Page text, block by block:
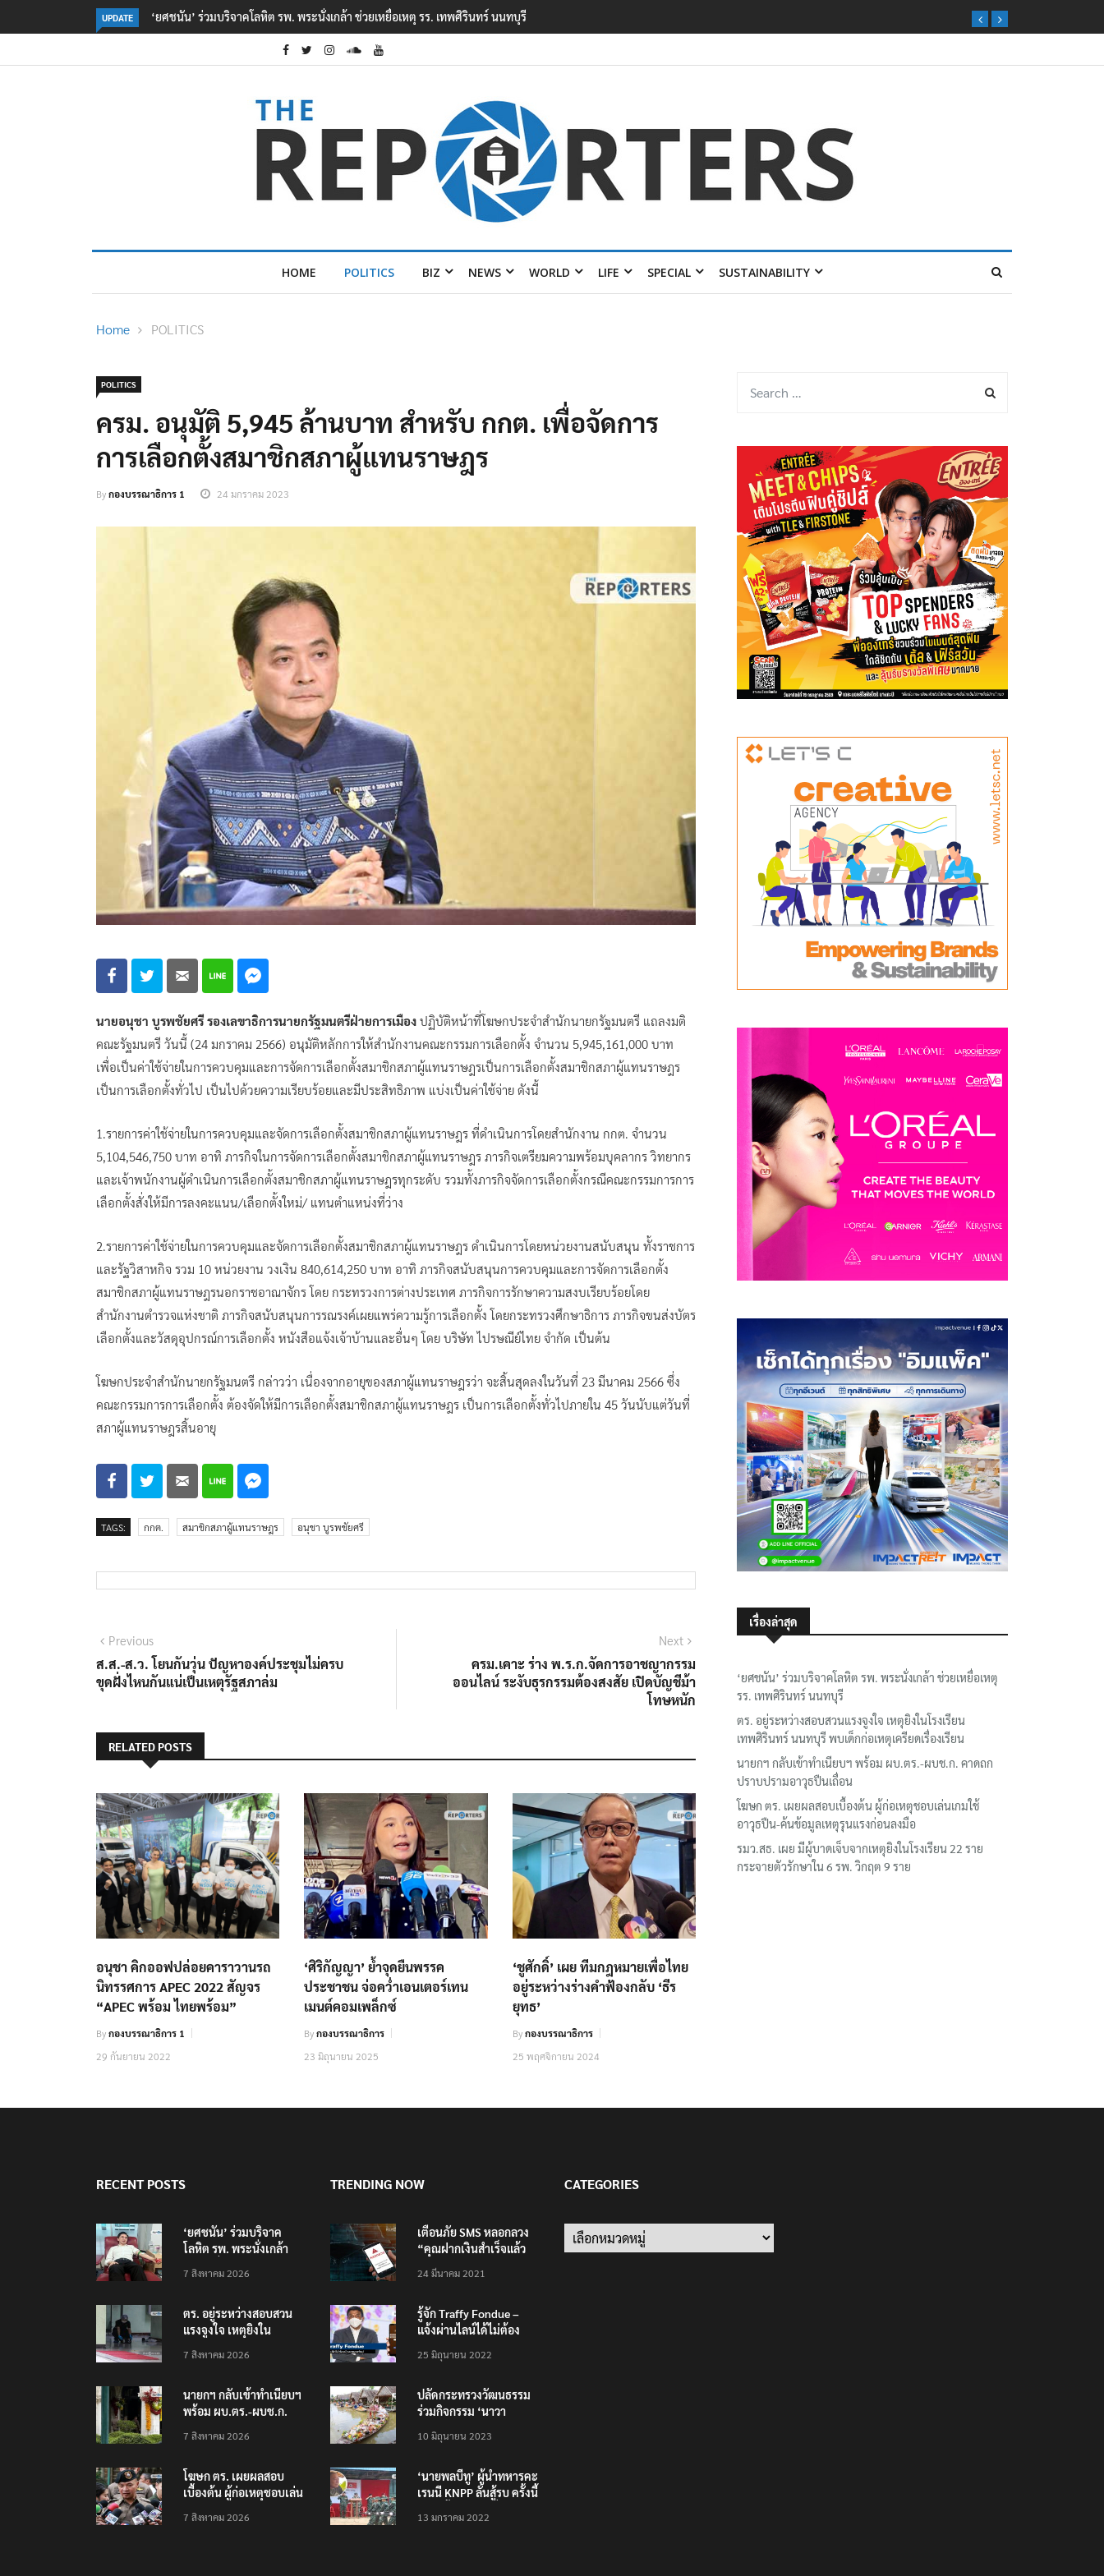
UPDATE
ยื่อเหตุ รร. เทพศิรินทร์ นนทบุรี ตร. อยู่ระหว่างสอบสวนแรงจูงใจ เหตุยิงในโรงเรียนเทพศิรินทร์ นนทบุรี พบเด็กก่อ
เหตุเครียดเรื่องเรียน
HOME POLITICS BIZ NEWS WORLD LIFE SPECIAL SUSTAINABILITY
Home POLITICS
POLITICS
ครม. อนุมัติ 5,945 ล้านบาท สำหรับ กกต. เพื่อจัดการ
การเลือกตั้งสมาชิกสภาผู้แทนราษฎร
Byกองบรรณาธิการ 1 24 มกราคม 2023
นายอนุชา บูรพชัยศรี รองเลขาธิการนายกรัฐมนตรีฝ่ายการเมือง ปฏิบัติหน้าที่โฆษกประจำสำนักนายกรัฐมนตรี แถลงมติ
คณะรัฐมนตรี วันนี้ (24 มกราคม 2566) อนุมัติหลักการให้สำนักงานคณะกรรมการเลือกตั้ง จำนวน 5,945,161,000 บาท
เพื่อเป็นค่าใช้จ่ายในการควบคุมและการจัดการเลือกตั้งสมาชิกสภาผู้แทนราษฎรเป็นการเลือกตั้งสมาชิกสภาผู้แทนราษฎร
เป็นการเลือกตั้งทั่วไป เป็นไปด้วยความเรียบร้อยและมีประสิทธิภาพ แบ่งเป็นค่าใช้จ่าย ดังนี้
1.รายการค่าใช้จ่ายในการควบคุมและจัดการเลือกตั้งสมาชิกสภาผู้แทนราษฎร ที่ดำเนินการโดยสำนักงาน กกต. จำนวน
5,104,546,750 บาท อาทิ ภารกิจในการจัดการเลือกตั้งสมาชิกสภาผู้แทนราษฎร ภารกิจเตรียมความพร้อมบุคลากร วิทยากร
และเจ้าพนักงานผู้ดำเนินการเลือกตั้งสมาชิกสภาผู้แทนราษฎรทุกระดับ รวมทั้งภารกิจจัดการเลือกตั้งกรณีคณะกรรมการการ
เลือกตั้งสั่งให้มีการลงคะแนน/เลือกตั้งใหม่/ แทนตำแหน่งที่ว่าง
2.รายการค่าใช้จ่ายในการควบคุมและจัดการเลือกตั้งสมาชิกสภาผู้แทนราษฎร ดำเนินการโดยหน่วยงานสนับสนุน ทั้งราชการ
และรัฐวิสาหกิจ รวม 10 หน่วยงาน วงเงิน 840,614,250 บาท อาทิ ภารกิจสนับสนุนการควบคุมและการจัดการเลือกตั้ง
สมาชิกสภาผู้แทนราษฎรนอกราชอาณาจักร โดย กระทรวงการต่างประเทศ ภารกิจการรักษาความสงบเรียบร้อยโดย
สำนักงานตำรวจแห่งชาติ ภารกิจสนับสนุนการรณรงค์เผยแพร่ความรู้การเลือกตั้ง โดยกระทรวงศึกษาธิการ ภารกิจขนส่งบัตร
เลือกตั้งและวัสดุอุปกรณ์การเลือกตั้ง หนังสือแจ้งเจ้าบ้านและอื่นๆ โดย บริษัท ไปรษณีย์ไทย จำกัด เป็นต้น
โฆษกประจำสำนักนายกรัฐมนตรี กล่าวว่า เนื่องจากอายุของสภาผู้แทนราษฎรว่า จะสิ้นสุดลงในวันที่ 23 มีนาคม 2566 ซึ่ง
คณะกรรมการการเลือกตั้ง ต้องจัดให้มีการเลือกตั้งสมาชิกสภาผู้แทนราษฎร เป็นการเลือกตั้งทั่วไปภายใน 45 วันนับแต่วันที่
สภาผู้แทนราษฎรสิ้นอายุ
TAGS: กกต. สมาชิกสภาผู้แทนราษฎร อนุชา บูรพชัยศรี
แนะแนว
เรื่อง
PreviousPrevious
post:
ส.ส.-ส.ว. โยนกันวุ่น ปัญหาองค์ประชุมไม่ครบ
ขุดฝั่งไหนกันแน่เป็นเหตุรัฐสภาล่ม
Next
ครม.เคาะ ร่าง พ.ร.ก.จัดการอาชญากรรม
ออนไลน์ ระงับธุรกรรมต้องสงสัย เปิดบัญชีม้า
โทษหนัก
RELATED POSTS
อนุชา คิกออฟปล่อยคาราวานรถ
นิทรรศการ APEC 2022 สัญจร
“APEC พร้อม ไทยพร้อม”
Byกองบรรณาธิการ 1
29 กันยายน 2022
‘ศิริกัญญา’ ย้ำจุดยืนพรรค
ประชาชน จ่อคว่ำเอนเตอร์เทน
เมนต์คอมเพล็กซ์
Byกองบรรณาธิการ
23 มิถุนายน 2025
‘ชูศักดิ์’ เผย ทีมกฎหมายเพื่อไทย
อยู่ระหว่างร่างคำฟ้องกลับ ‘ธีร
ยุทธ’
Byกองบรรณาธิการ
25 พฤศจิกายน 2024
เรื่องล่าสุด
‘ยศชนัน’ ร่วมบริจาคโลหิต รพ. พระนั่งเกล้า ช่วยเหยื่อเหตุ
รร. เทพศิรินทร์ นนทบุรี
ตร. อยู่ระหว่างสอบสวนแรงจูงใจ เหตุยิงในโรงเรียน
เทพศิรินทร์ นนทบุรี พบเด็กก่อเหตุเครียดเรื่องเรียน
นายกฯ กลับเข้าทำเนียบฯ พร้อม ผบ.ตร.-ผบช.ก. คาดถก
ปราบปรามอาวุธปืนเถื่อน
โฆษก ตร. เผยผลสอบเบื้องต้น ผู้ก่อเหตุชอบเล่นเกมใช้
อาวุธปืน-ค้นข้อมูลเหตุรุนแรงก่อนลงมือ
รมว.สธ. เผย มีผู้บาดเจ็บจากเหตุยิงในโรงเรียน 22 ราย
กระจายตัวรักษาใน 6 รพ. วิกฤต 9 ราย
RECENT POSTS
‘ยศชนัน’ ร่วมบริจาค
โลหิต รพ. พระนั่งเกล้า
เทพศิรินทร์ นนทบุรี
7 สิงหาคม 2026
ตร. อยู่ระหว่างสอบสวน
แรงจูงใจ เหตุยิงใน
นนทบุรี พบเด็กก่อเหตุ
7 สิงหาคม 2026
นายกฯ กลับเข้าทำเนียบฯ
พร้อม ผบ.ตร.-ผบช.ก.
ปืนเถื่อน
7 สิงหาคม 2026
โฆษก ตร. เผยผลสอบ
เบื้องต้น ผู้ก่อเหตุชอบเล่น
เหตุรุนแรงก่อนลงมือ
7 สิงหาคม 2026
TRENDING NOW
เตือนภัย SMS หลอกลวง
“คุณฝากเงินสำเร็จแล้ว
200,000 บาท”
24 มีนาคม 2021
รู้จัก Traffy Fondue –
แจ้งผ่านไลน์ได้ไม่ต้อง
ทั่วไทย ไม่ใช่แค่ในกรุง
25 มิถุนายน 2022
ปลัดกระทรวงวัฒนธรรม
ร่วมกิจกรรม ‘นาวา
ตักบาตรทางน้ำ
10 มิถุนายน 2023
‘นายพลบีทู’ ผู้นำทหารคะ
เรนนี KNPP ลั่นสู้รบ ครั้งนี้
ประชาชนต้องชนะ
13 มกราคม 2022
CATEGORIES
Categories